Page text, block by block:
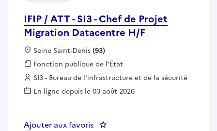
IFIP / ATT - SI3 - Chef de Projet
Migration Datacentre H/F
Localisation :
Seine Saint-Denis(93)
Fonction publique :
Fonction publique de l'État
Employeur :
SI3 - Bureau de l'infrastructure et de la sécurité
En ligne depuis le 03 août 2026
Ajouter aux favoris : IFIP / ATT - SI3 - Chef de